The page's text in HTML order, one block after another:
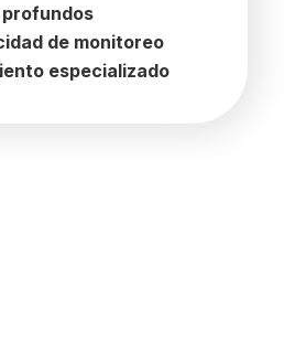
profundos
de monitoreo
especializado